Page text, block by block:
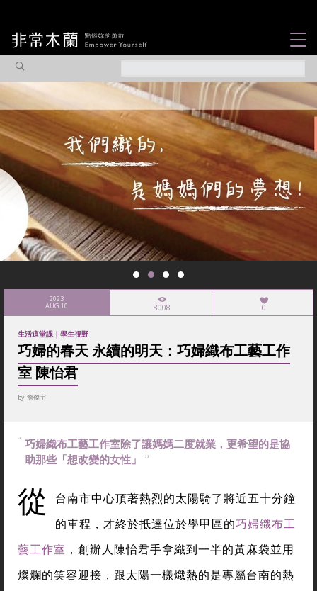
觀點專欄
焦點企劃
社會企業
認識我們
2023
AUG 10 8008 0
生活這堂課｜學生視野
巧婦的春天 永續的明天：巧婦織布工藝工作
室 陳怡君
by 詹傑宇
巧婦織布工藝工作室除了讓媽媽二度就業，更希望的是協
助那些「想改變的女性」
從
台南市中心頂著熱烈的太陽騎了將近五十分鐘
的車程，才終於抵達位於學甲區的巧婦織布工
藝工作室 ，創辦人陳怡君手拿織到一半的黃麻袋並用
燦爛的笑容迎接，跟太陽一樣熾熱的是專屬台南的熱